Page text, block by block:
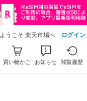
ようこそ 楽天市場へ ログイン
買い物かご お知らせ 閲覧履歴